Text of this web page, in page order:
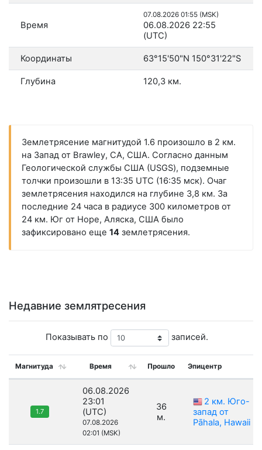
Время
07.08.2026 01:55 (MSK)
06.08.2026 22:55
(UTC)
Координаты 63°15'50"N 150°31'22"S
Глубина 120,3 км.
Землетрясение магнитудой 1.6 произошло в 2 км.
на Запад от Brawley, CA, США. Согласно данным
Геологической службы США (USGS), подземные
толчки произошли в 13:35 UTC (16:35 мск). Очаг
землетрясения находился на глубине 3,8 км. За
последние 24 часа в радиусе 300 километров от
24 км. Юг от Hope, Аляска, США было
зафиксировано еще 14землетрясения.
Недавние землятресения
Показывать по записей.
Магнитуда Время Прошло Эпицентр
1.7
06.08.2026
23:01
(UTC)
07.08.2026
02:01 (MSK)
36
м.
2 км. Юго-
запад от
Pāhala, Hawaii